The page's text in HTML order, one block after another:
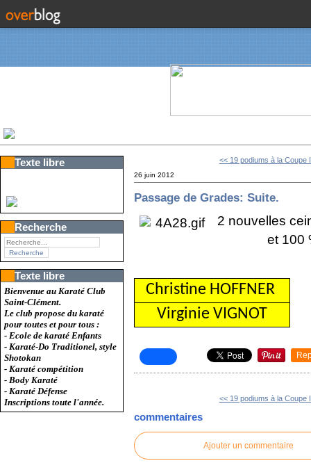
Texte libre
Recherche
Texte libre
Bienvenue au Karaté Club
Saint-Clément.
Le club propose du karaté
pour toutes et pour tous :
- Ecole de karaté Enfants
- Karaté-Do Traditionel, style
Shotokan
- Karaté compétition
- Body Karaté
- Karaté Défense
Inscriptions toute l'année.
<< 19 podiums à la Coupe
26 juin 2012
Passage de Grades: Suite.
2 nouvelles
et
Christine HOFFNER
Virginie VIGNOT
<< 19 podiums à la Coupe
commentaires
Ajouter un commentaire